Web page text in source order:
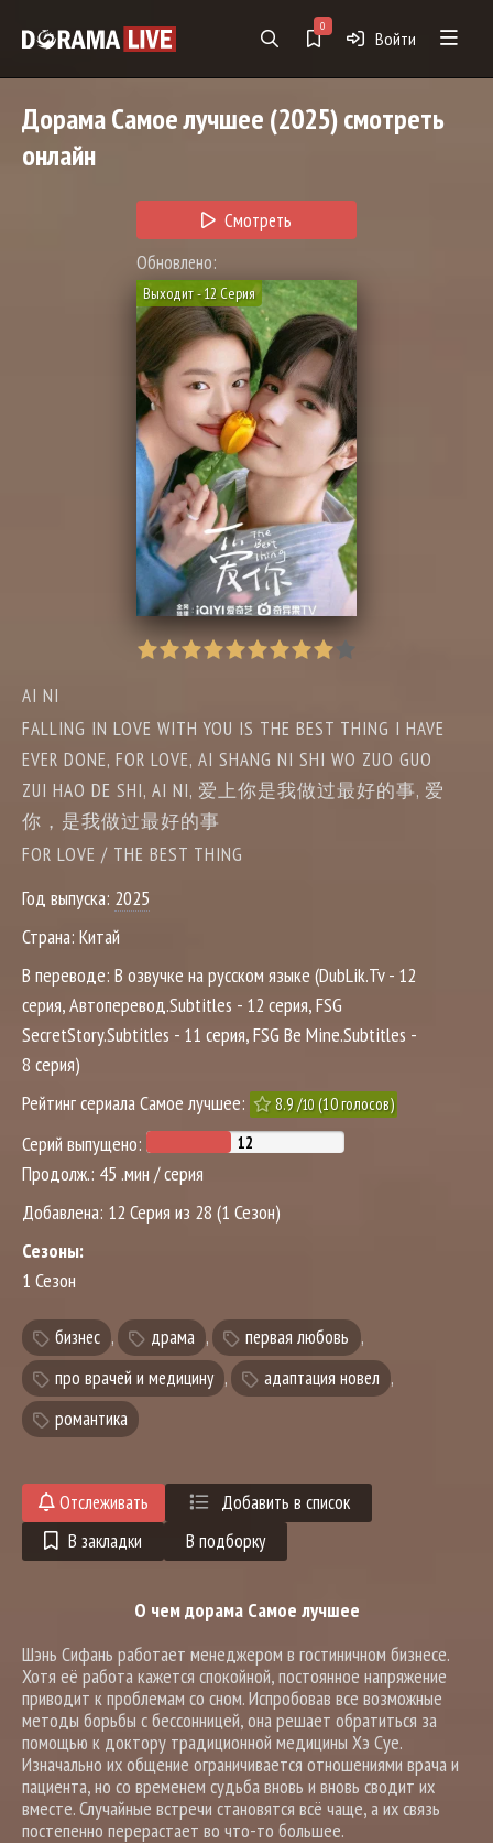
0
Войти
ДорамаСамое лучшее (2025) смотреть
онлайн
Смотреть
Обновлено:
Выходит - 12 Серия
AI NI
FALLING IN LOVE WITH YOU IS THE BEST THING I HAVE
EVER DONE, FOR LOVE, AI SHANG NI SHI WO ZUO GUO
ZUI HAO DE SHI, AI NI, 爱上你是我做过最好的事, 爱
你，是我做过最好的事
FOR LOVE / THE BEST THING
Год выпуска: 2025
Страна: Китай
В переводе: В озвучке на русском языке (DubLik.Tv - 12
серия, Автоперевод.Subtitles - 12 серия, FSG
SecretStory.Subtitles - 11 серия, FSG Be Mine.Subtitles -
8 серия)
Рейтинг сериала Самое лучшее:
8.9/10(10голосов)
Серий выпущено:
Продолж.: 45 .мин / серия
Добавлена: 12 Серия из 28 (1 Сезон)
Сезоны:
1 Сезон
бизнес , драма , первая любовь ,
про врачей и медицину , адаптация новел ,
романтика
Отслеживать
Добавить в список
В закладки
В подборку
О чем дорама Самое лучшее
Шэнь Сифань работает менеджером в гостиничном бизнесе.
Хотя её работа кажется спокойной, постоянное напряжение
приводит к проблемам со сном. Испробовав все возможные
методы борьбы с бессонницей, она решает обратиться за
помощью к доктору традиционной медицины Хэ Суе.
Изначально их общение ограничивается отношениями врача и
пациента, но со временем судьба вновь и вновь сводит их
вместе. Случайные встречи становятся всё чаще, а их связь
постепенно перерастает во что-то большее.